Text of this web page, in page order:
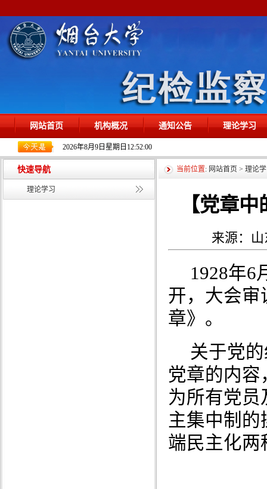
网站首页 机构概况 通知公告 理论学习
2026年8月9日星期日12:52:01
快速导航
理论学习
当前位置: 网站首页 > 理论
【党章
来源：
1928年6
开，大会审
章》。
关于党
党章的内容
为所有党员
主集中制
端民主化两